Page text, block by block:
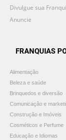
Divulgue sua
Anuncie
FRANQUIAS
Alimentação
Beleza e saúde
Brinquedos e diversão
Comunicação e
Construção e Imóveis
Cosméticos e Perfume
Educação e Idiomas